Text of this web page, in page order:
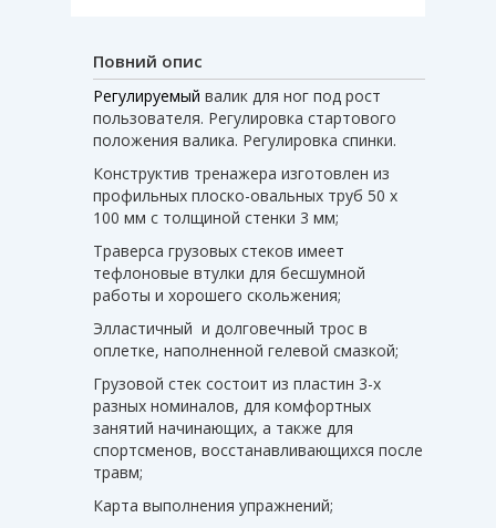
Повний опис
Регулируемый валик для ног под рост
пользователя. Регулировка стартового
положения валика. Регулировка спинки.
Конструктив тренажера изготовлен из
профильных плоско-овальных труб 50 х
100 мм с толщиной стенки 3 мм;
Траверса грузовых стеков имеет
тефлоновые втулки для бесшумной
работы и хорошего скольжения;
Элластичный и долговечный трос в
оплетке, наполненной гелевой смазкой;
Грузовой стек состоит из пластин 3-х
разных номиналов, для комфортных
занятий начинающих, а также для
спортсменов, восстанавливающихся после
травм;
Карта выполнения упражнений;